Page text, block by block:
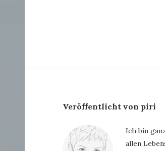
Veröffentlicht von piri
Ich bin
allen